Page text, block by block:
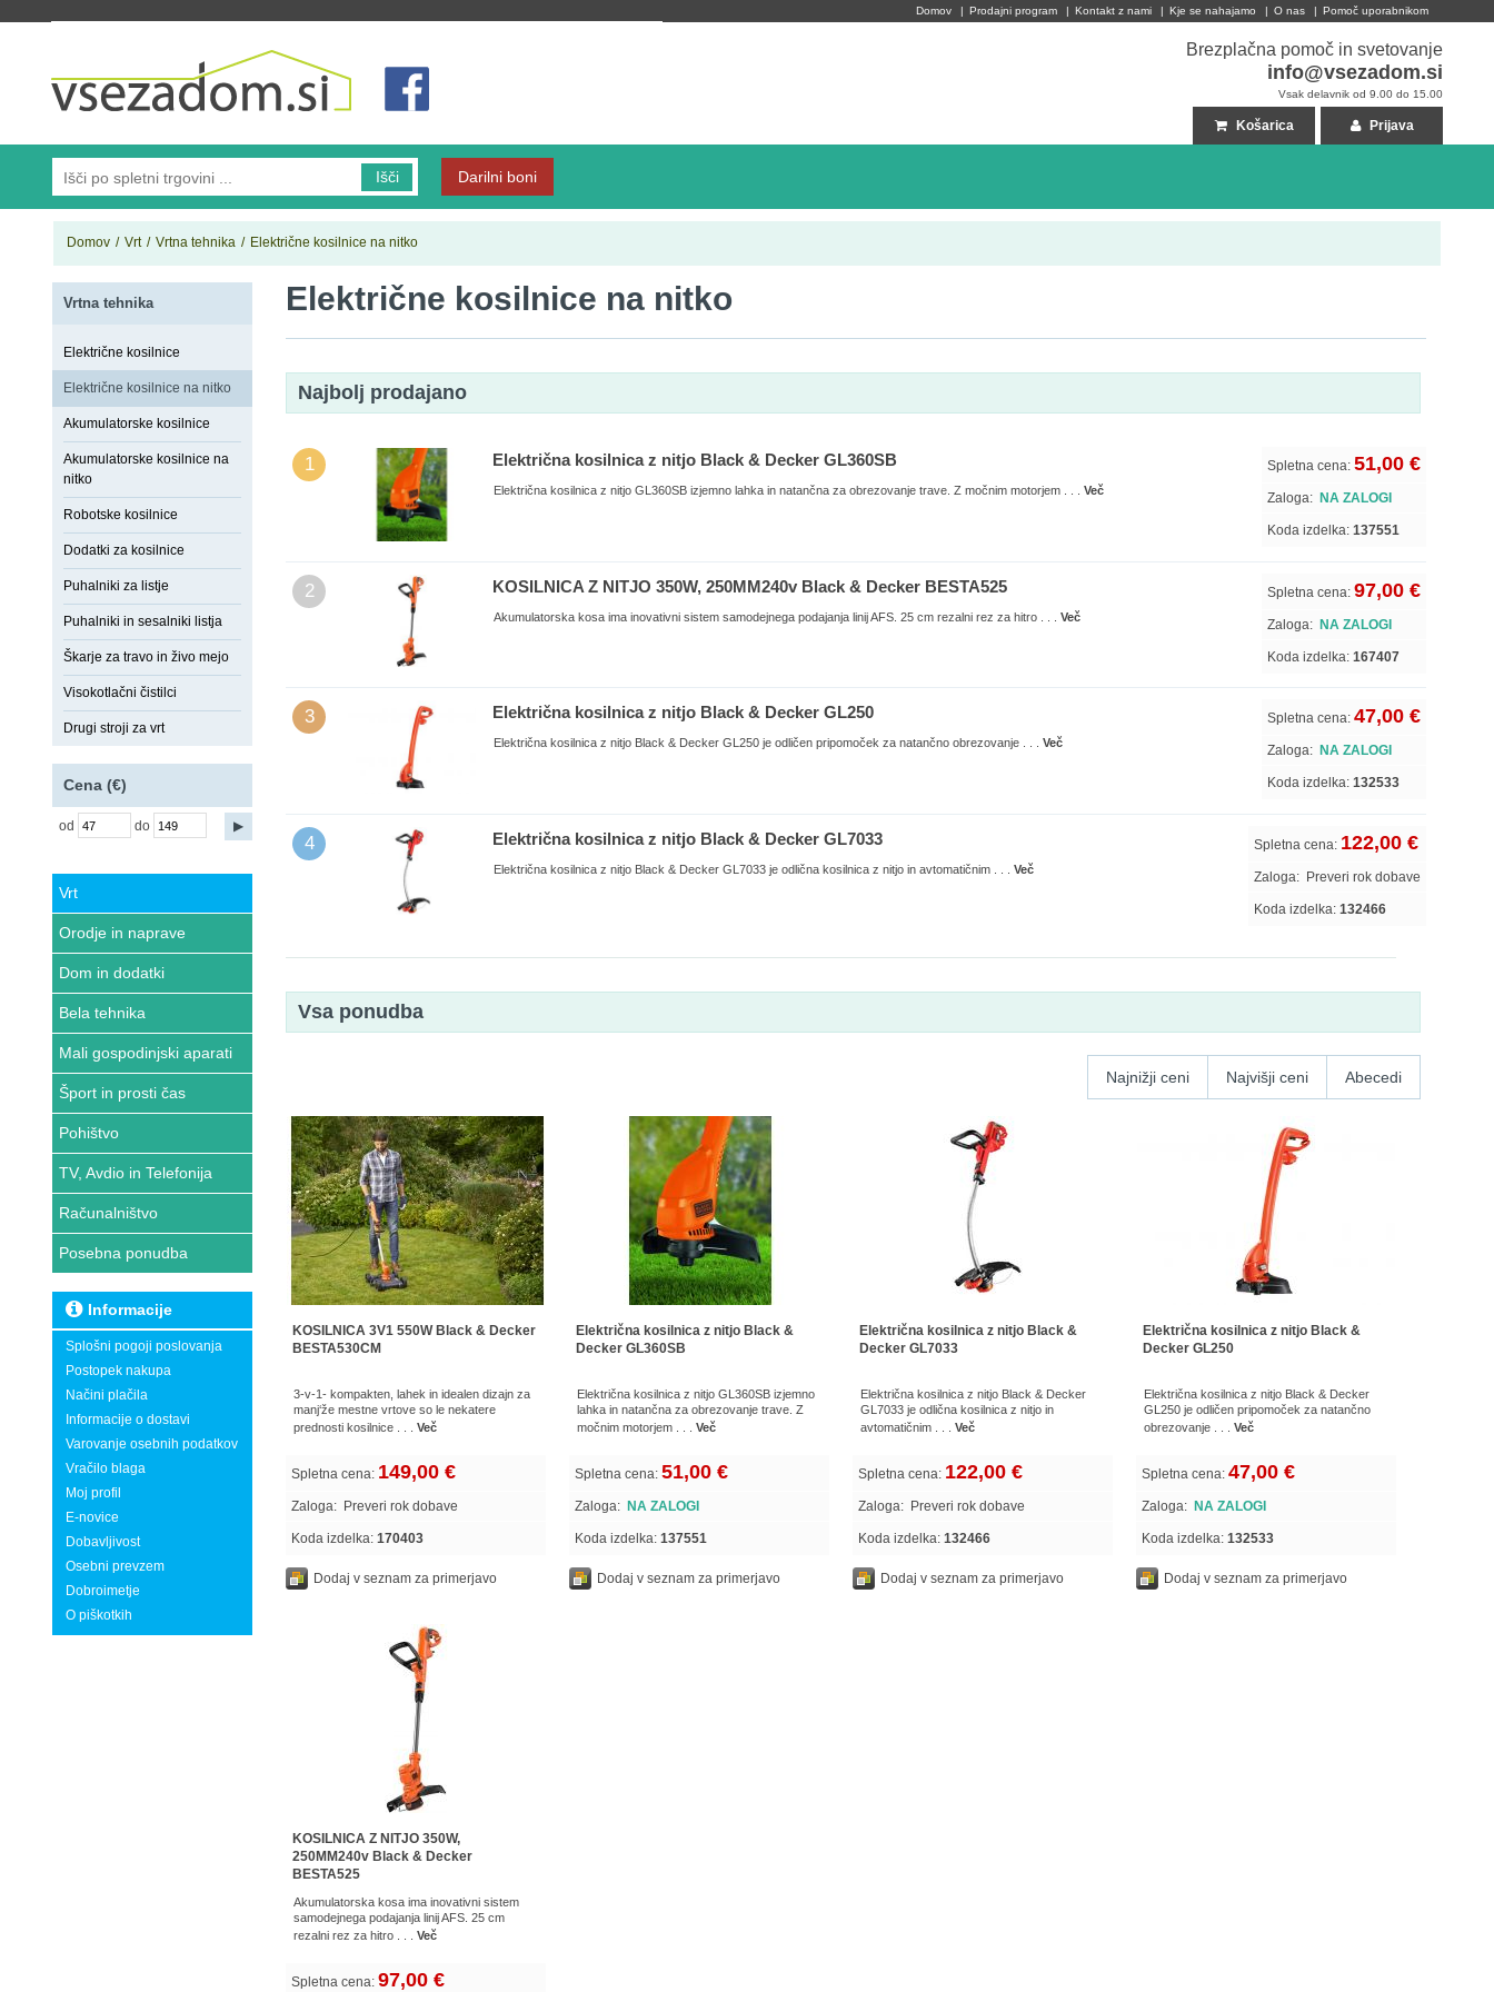
Domov | Prodajni program | Kontakt z nami | Kje se nahajamo | O nas | Pomoč uporabnikom
Brezplačna pomoč in svetovanje
info@vsezadom.si
Vsak delavnik od 9.00 do 15.00
Prijava
Košarica
Išči Darilni boni
Domov / Vrt / Vrtna tehnika / Električne kosilnice na nitko
Vrtna tehnika
Električne kosilnice
Električne kosilnice na nitko
Akumulatorske kosilnice
Akumulatorske kosilnice na
nitko
Robotske kosilnice
Dodatki za kosilnice
Puhalniki za listje
Puhalniki in sesalniki listja
Škarje za travo in živo mejo
Visokotlačni čistilci
Drugi stroji za vrt
Cena (€)
od do
Vrt
Orodje in naprave
Dom in dodatki
Bela tehnika
Mali gospodinjski aparati
Šport in prosti čas
Pohištvo
TV, Avdio in Telefonija
Računalništvo
Posebna ponudba
Informacije
Splošni pogoji poslovanja
Postopek nakupa
Načini plačila
Informacije o dostavi
Varovanje osebnih podatkov
Vračilo blaga
Moj profil
E-novice
Dobavljivost
Osebni prevzem
Dobroimetje
O piškotkih
Električne kosilnice na nitko
Najbolj prodajano
1 Električna kosilnica z nitjo Black & Decker GL360SB
Električna kosilnica z nitjo GL360SB izjemno lahka in natančna za obrezovanje trave. Z močnim motorjem . . . Več
Spletna cena: 51,00 €
Zaloga: NA ZALOGI
Koda izdelka: 137551
2 KOSILNICA Z NITJO 350W, 250MM240v Black & Decker BESTA525
Akumulatorska kosa ima inovativni sistem samodejnega podajanja linij AFS. 25 cm rezalni rez za hitro . . . Več
Spletna cena: 97,00 €
Zaloga: NA ZALOGI
Koda izdelka: 167407
3 Električna kosilnica z nitjo Black & Decker GL250
Električna kosilnica z nitjo Black & Decker GL250 je odličen pripomoček za natančno obrezovanje . . . Več
Spletna cena: 47,00 €
Zaloga: NA ZALOGI
Koda izdelka: 132533
4 Električna kosilnica z nitjo Black & Decker GL7033
Električna kosilnica z nitjo Black & Decker GL7033 je odlična kosilnica z nitjo in avtomatičnim . . . Več
Spletna cena: 122,00 €
Zaloga: Preveri rok dobave
Koda izdelka: 132466
Vsa ponudba
Najnižji ceni Najvišji ceni Abecedi
KOSILNICA 3V1 550W Black & Decker
BESTA530CM
3-v-1- kompakten, lahek in idealen dizajn za
manj‘že mestne vrtove so le nekatere
prednosti kosilnice . . . Več
Spletna cena: 149,00 €
Zaloga: Preveri rok dobave
Koda izdelka: 170403
Dodaj v seznam za primerjavo
Električna kosilnica z nitjo Black &
Decker GL360SB
Električna kosilnica z nitjo GL360SB izjemno
lahka in natančna za obrezovanje trave. Z
močnim motorjem . . . Več
Spletna cena: 51,00 €
Zaloga: NA ZALOGI
Koda izdelka: 137551
Dodaj v seznam za primerjavo
Električna kosilnica z nitjo Black &
Decker GL7033
Električna kosilnica z nitjo Black & Decker
GL7033 je odlična kosilnica z nitjo in
avtomatičnim . . . Več
Spletna cena: 122,00 €
Zaloga: Preveri rok dobave
Koda izdelka: 132466
Dodaj v seznam za primerjavo
Električna kosilnica z nitjo Black &
Decker GL250
Električna kosilnica z nitjo Black & Decker
GL250 je odličen pripomoček za natančno
obrezovanje . . . Več
Spletna cena: 47,00 €
Zaloga: NA ZALOGI
Koda izdelka: 132533
Dodaj v seznam za primerjavo
KOSILNICA Z NITJO 350W,
250MM240v Black & Decker
BESTA525
Akumulatorska kosa ima inovativni sistem
samodejnega podajanja linij AFS. 25 cm
rezalni rez za hitro . . . Več
Spletna cena: 97,00 €